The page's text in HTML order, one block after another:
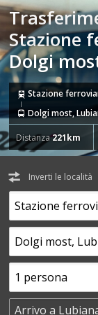
Stazione
Dolgi
Stazione
Dolgi most,
Distanza221km
Inverti le località